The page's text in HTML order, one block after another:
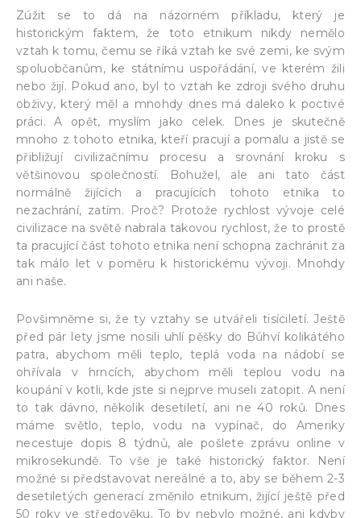
Zúžit se to dá na názorném příkladu, který je
historickým faktem, že toto etnikum nikdy nemělo
vztah k tomu, čemu se říká vztah ke své zemi, ke svým
spoluobčanům, ke státnímu uspořádání, ve kterém žili
nebo žijí. Pokud ano, byl to vztah ke zdroji svého druhu
obživy, který měl a mnohdy dnes má daleko k poctivé
práci. A opět, myslím jako celek. Dnes je skutečně
mnoho z tohoto etnika, kteří pracují a pomalu a jistě se
přibližují civilizačnímu procesu a srovnání kroku s
většinovou společností. Bohužel, ale ani tato část
normálně žijících a pracujících tohoto etnika to
nezachrání, zatím. Proč? Protože rychlost vývoje celé
civilizace na světě nabrala takovou rychlost, že to prostě
ta pracující část tohoto etnika není schopna zachránit za
tak málo let v poměru k historickému vývoji. Mnohdy
ani naše.
Povšimněme si, že ty vztahy se utvářeli tisíciletí. Ještě
před pár lety jsme nosili uhlí pěšky do Bůhví kolikátého
patra, abychom měli teplo, teplá voda na nádobí se
ohřívala v hrncích, abychom měli teplou vodu na
koupání v kotli, kde jste si nejprve museli zatopit. A není
to tak dávno, několik desetiletí, ani ne 40 roků. Dnes
máme světlo, teplo, vodu na vypínač, do Ameriky
necestuje dopis 8 týdnů, ale pošlete zprávu online v
mikrosekundě. To vše je také historický faktor. Není
možné si představovat nereálné a to, aby se během 2-3
desetiletých generací změnilo etnikum, žijící ještě před
50 roky ve středověku. To by nebylo možné, ani kdyby